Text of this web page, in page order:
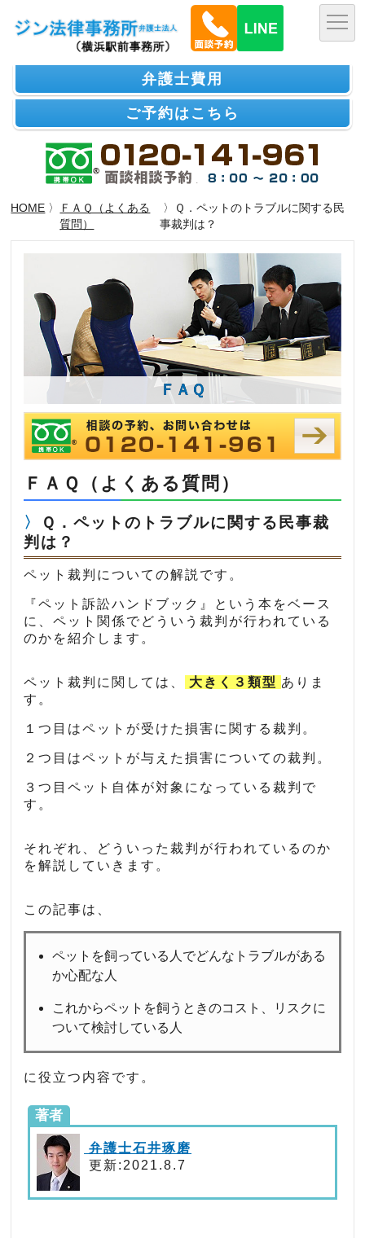
弁護士費用
ご予約はこちら
HOME 〉
ＦＡＱ（よくある
質問）
〉Ｑ．ペットのトラブルに関する民
事裁判は？
ＦＡＱ
ＦＡＱ（よくある質問）
Ｑ．ペットのトラブルに関する民事裁
判は？
ペット裁判についての解説です。
『ペット訴訟ハンドブック』という本をベース
に、ペット関係でどういう裁判が行われている
のかを紹介します。
ペット裁判に関しては、 大きく３類型 ありま
す。
１つ目はペットが受けた損害に関する裁判。
２つ目はペットが与えた損害についての裁判。
３つ目ペット自体が対象になっている裁判で
す。
それぞれ、どういった裁判が行われているのか
を解説していきます。
この記事は、
ペットを飼っている人でどんなトラブルがある
か心配な人
これからペットを飼うときのコスト、リスクに
ついて検討している人
に役立つ内容です。
著者
弁護士石井琢磨
更新:2021.8.7